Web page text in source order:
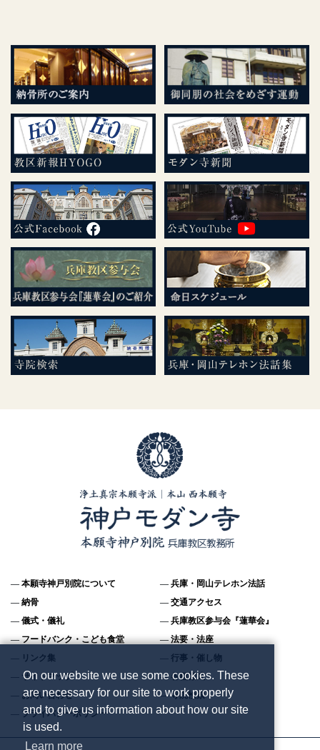
本願寺神戸別院について
兵庫・岡山テレホン法話
納骨
交通アクセス
儀式・儀礼
兵庫教区参与会『蓮華会』
フードバンク・こども食堂
法要・法座
リンク集
行事・催し物
サイトマップ
各種様式
お問い合わせ
寺院検索
プライバシーポリシー
On our website we use some cookies. These
are necessary for our site to work properly
and to give us information about how our site
is used.
Learn more